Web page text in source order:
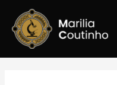
para
conteúdo